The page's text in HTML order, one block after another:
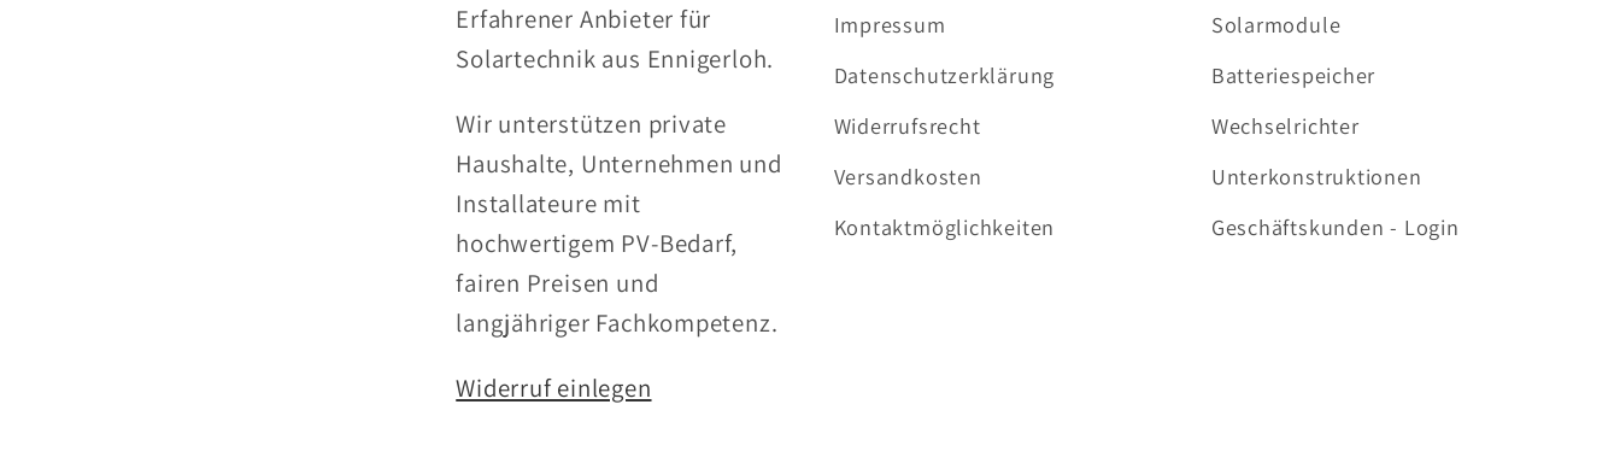
Erfahrener Anbieter für
Solartechnik aus Ennigerloh.
Wir unterstützen private
Haushalte, Unternehmen und
Installateure mit
hochwertigem PV-Bedarf,
fairen Preisen und
langjähriger Fachkompetenz.
Widerruf einlegen
Impressum
Datenschutzerklärung
Widerrufsrecht
Versandkosten
Kontaktmöglichkeiten
Solarmodule
Batteriespeicher
Wechselrichter
Unterkonstruktionen
Geschäftskunden - Login